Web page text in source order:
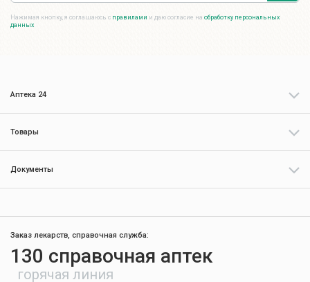
Нажимая кнопку, я соглашаюсь с правилами и даю согласие на обработку персональных
данных
Аптека 24
Товары
Документы
Заказ лекарств, справочная служба:
130 справочная аптек
горячая линия